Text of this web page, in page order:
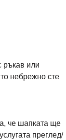
ръкав или
небрежно сте
че шапката ще
преглед/